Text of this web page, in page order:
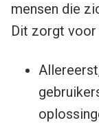
mensen die
Dit zorgt